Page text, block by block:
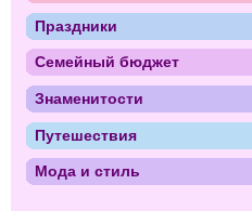
Праздники
Семейный бюджет
Знаменитости
Путешествия
Мода и стиль